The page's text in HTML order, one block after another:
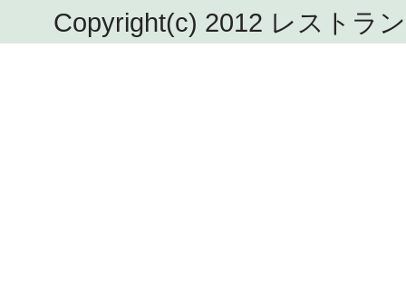
Copyright(c) 2012 レストラ